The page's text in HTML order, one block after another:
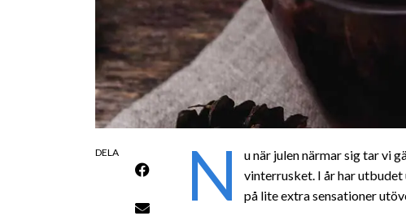
DELA N
u när julen närmar sig tar vi
vinterrusket. I år har
på lite extra sensationer